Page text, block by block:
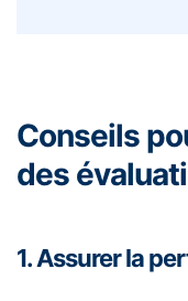
Conseils
des
1. Assurer la